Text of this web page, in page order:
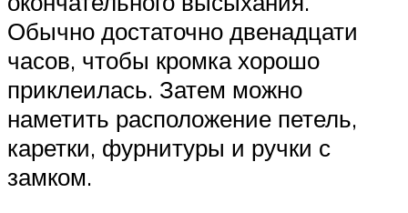
Обычно достаточно двенадцати
часов, чтобы кромка хорошо
приклеилась. Затем можно
наметить расположение петель,
каретки, фурнитуры и ручки с
замком.